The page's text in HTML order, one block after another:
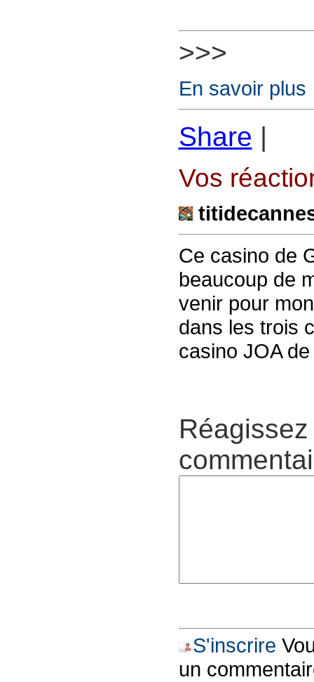
>>>
En savoir plus
Share |
Vos
Ce casino de
beaucoup de
venir pour
dans les trois
casino JOA
S'inscrire
un